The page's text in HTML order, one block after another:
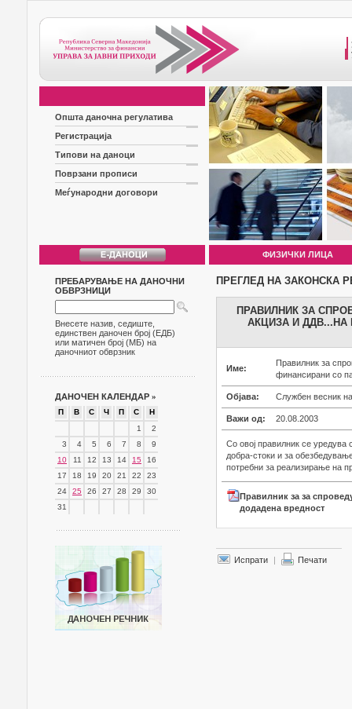
Општа даночна регулатива
Регистрација
Типови на даноци
Поврзани прописи
Меѓународни договори
ФИЗИЧКИ ЛИЦА
ПРЕБАРУВАЊЕ НА ДАНОЧНИ
ОБВРЗНИЦИ
Внесете назив, седиште,
единствен даночен број (ЕДБ)
или матичен број (МБ) на
даночниот обврзник
ДАНОЧЕН КАЛЕНДАР »
П В С Ч П С
Н
1
2
3
4 5 6 7 8
9
10
11 12 13 14 15
16
17
18 19 20 21 22
23
24
25 26 27 28 29
30
31
ПРЕГЛЕД НА ЗАКОНСКА
ПРАВИЛНИК ЗА
АКЦИЗА И
Име:
Правилник за
финансирани со
Објава: Службен весник
Важи од: 20.08.2003
Со овој правилник се
добра-стоки и за
потребни за реализирање на
Правилник за за
додадена вредност
Испрати | Печати